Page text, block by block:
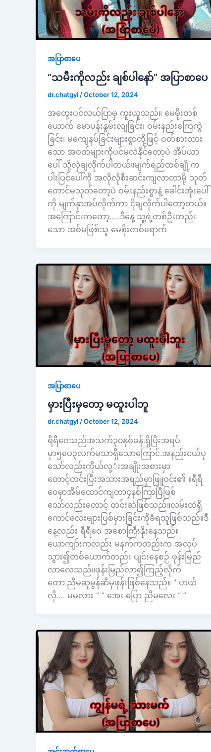
အပြာစာပေ
“သမီးကိုလည်း ချစ်ပါနော်” အပြာစာပေ
dr.chatgyi /October 12, 2024
အတွေးပင်လယ်ပြာမှ ကူးယူသည်။ မေမိုးတစ်
ယောက် မောပန်းနွမ်းလျခြင်း၊ ဝမ်းနည်းကြေကွဲ
ခြင်း၊ မကျေနပ်ခြင်းများစွာတို့ဖြင့် ဝတ်စားထား
သော အဝတ်များကိုပင်မလဲနိုင်တော့ပဲ အိပ်ယာ
ပေါ် သို့လှဲချလိုက်ပါတယ်။မျက်ရည်တစ်ချို့က
ပါးပြင်ပေါ်ကို အလိုလိုစီးဆင်းကျလာတာမို့ သုတ်
တောင်မသုတ်တော့ပဲ ဝမ်းနည်းစွာနဲ့ ခေါင်းအုံးပေါ်
ကို မျက်နှာအပ်လိုက်ကာ ငိုချလိုက်ပါတော့တယ်။
အကြောင်းကတော့…..ဒီနေ့ သူ့ရဲ့တစ်ဦးတည်း
သော အစ်မဖြစ်သူ မေစိုးတစ်ရောက်
အပြာစာပေ
မှားပြီးမှတော့ မထူးပါဘူ
dr.chatgyi/October 12, 2024
ရီရီဝေသည်အသက်၃၀နှစ်ခန်.ရှိပြီးအရပ်
မှာ၅ပေ၃လက်မသာရှိသောကြောင်.အနည်းငယ်ပု
သော်လည်းကိုယ်လု့ံးအချိုးအစားမှာ
တောင့်တင်းပြီးအသားအရည်မှာဖြူဝင်း၏ ။ရီရီ
ဝေမှာအိမ်ထောင်ကျတာ၄နစ်ကြာပြီဖြစ်
သော်လည်းတောင့် တင်းဆဲဖြစ်သည်။လမ်းထဲရှိ
ကောင်လေးများပြစ်မှားခြင်းကိုခံရသူဖြစ်သည်။ဒီ
နေ့လည်း ရီရီဝေ အစောကြီးနိုးနေသည်။
ယောကျာ်းကလည်း မနက်ကတည်းက အလုပ်
သွား၍တစ်ယောက်တည်း ပျင်းနေစဉ် ဖုန်းမြည်
လာလေသည်။ဖုန်းမြည်လာ၍ကြည့်လိုက်
တော.ညီမဆုမွန်ဆီမှဖုန်းဖြစ်နေသည်။ ” ဟယ်
လို…. မမလား “ ” အေး ပြော ညီမလေး “ ”